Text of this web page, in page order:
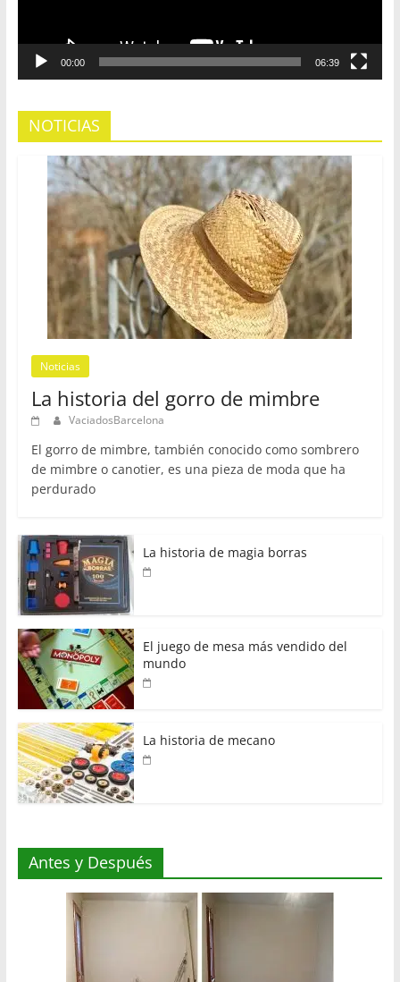
00:00 06:39
NOTICIAS
Noticias
La historia del gorro de mimbre
VaciadosBarcelona
El gorro de mimbre, también conocido como sombrero
de mimbre o canotier, es una pieza de moda que ha
perdurado
La historia de magia borras
El juego de mesa más vendido del
mundo
La historia de mecano
Antes y Después